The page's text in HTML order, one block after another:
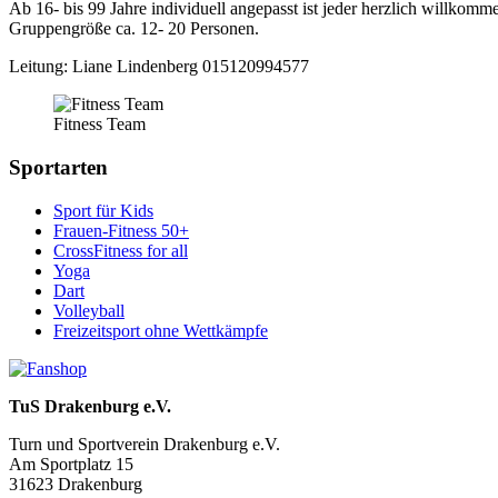
Ab 16- bis 99 Jahre individuell angepasst ist jeder herzlich
Gruppengröße ca. 12- 20 Personen.
Leitung: Liane Lindenberg 015120994577
Fitness Team
Sportarten
Sport für Kids
Frauen-Fitness 50+
CrossFitness for all
Yoga
Dart
Volleyball
Freizeitsport ohne Wettkämpfe
TuS Drakenburg e.V.
Turn und Sportverein Drakenburg e.V.
Am Sportplatz 15
31623 Drakenburg